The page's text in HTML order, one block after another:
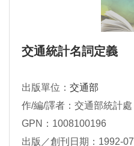
交通統計名詞定義
出版單位： 交通部
作/編/譯者：交通部統計處
GPN：1008100196
出版／創刊日期：1992-07